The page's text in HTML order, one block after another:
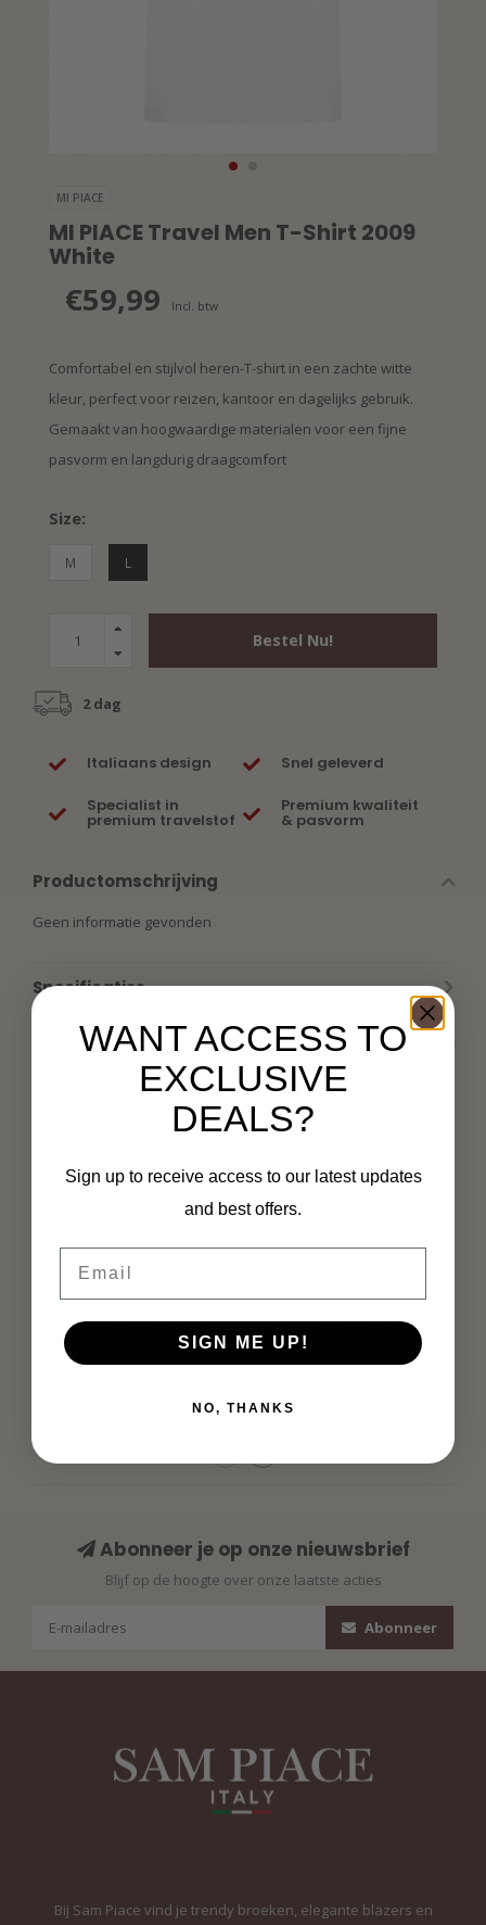
MI PIACE
MI PIACE Travel Men T-Shirt 2009
White
€59,99 Incl. btw
Comfortabel en stijlvol heren-T-shirt in een zachte witte
kleur, perfect voor reizen, kantoor en dagelijks gebruik.
Gemaakt van hoogwaardige materialen voor een fijne
pasvorm en langdurig draagcomfort
Size:
M L
Bestel Nu!
2 dag
Italiaans design Snel geleverd
Specialist in
premium travelstof
Premium kwaliteit
& pasvorm
Productomschrijving
Geen informatie gevonden
Specificaties
Gerelateerde producten
Travel Men T-Shirt
2009 Off White
Travel Men T-Shirt
Abonneer je op onze nieuwsbrief
Blijf op de hoogte over onze laatste acties
Abonneer
Bij Sam Piace vind je trendy broeken, elegante blazers en
WANT ACCESS TO
EXCLUSIVE
DEALS?
Sign up to receive access to our latest updates
and best offers.
SIGN ME UP!
NO, THANKS